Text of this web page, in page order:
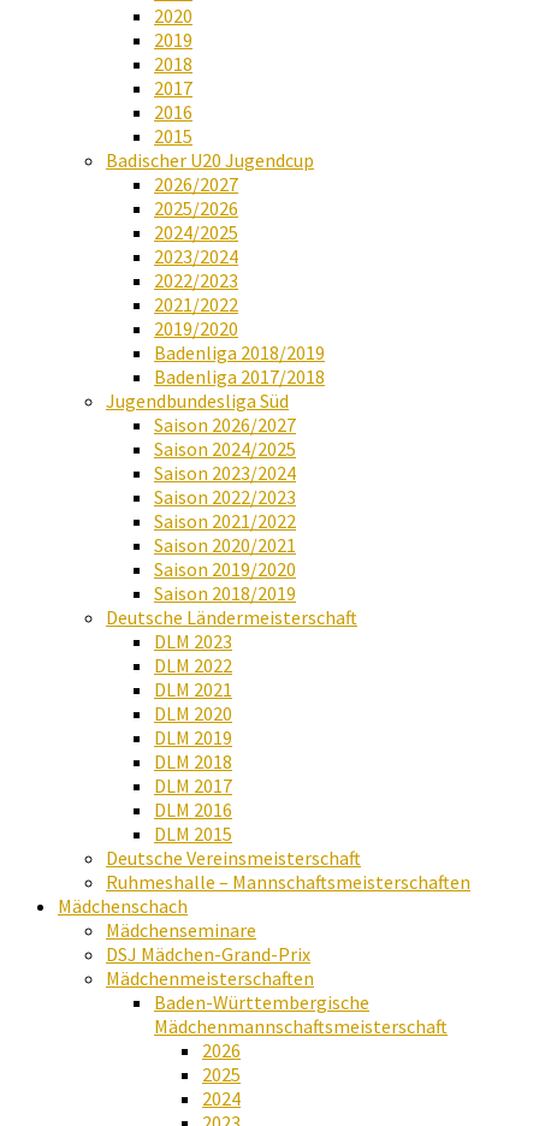
2020
2019
2018
2017
2016
2015
Badischer U20 Jugendcup
2026/2027
2025/2026
2024/2025
2023/2024
2022/2023
2021/2022
2019/2020
Badenliga 2018/2019
Badenliga 2017/2018
Jugendbundesliga Süd
Saison 2026/2027
Saison 2024/2025
Saison 2023/2024
Saison 2022/2023
Saison 2021/2022
Saison 2020/2021
Saison 2019/2020
Saison 2018/2019
Deutsche Ländermeisterschaft
DLM 2023
DLM 2022
DLM 2021
DLM 2020
DLM 2019
DLM 2018
DLM 2017
DLM 2016
DLM 2015
Deutsche Vereinsmeisterschaft
Ruhmeshalle – Mannschaftsmeisterschaften
Mädchenschach
Mädchenseminare
DSJ Mädchen-Grand-Prix
Mädchenmeisterschaften
Baden-Württembergische
Mädchenmannschaftsmeisterschaft
2026
2025
2024